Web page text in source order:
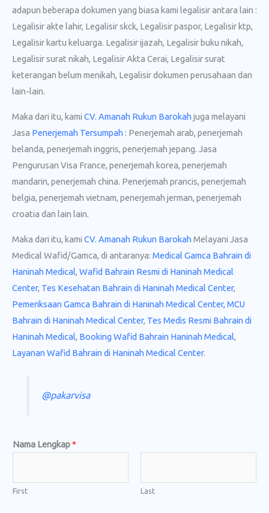
adapun beberapa dokumen yang biasa kami legalisir antara lain :
Legalisir akte lahir, Legalisir skck, Legalisir paspor, Legalisir ktp,
Legalisir kartu keluarga. Legalisir ijazah, Legalisir buku nikah,
Legalisir surat nikah, Legalisir Akta Cerai, Legalisir surat
keterangan belum menikah, Legalisir dokumen perusahaan dan
lain-lain.
Maka dari itu, kami CV. Amanah Rukun Barokah juga melayani
Jasa Penerjemah Tersumpah : Penerjemah arab, penerjemah
belanda, penerjemah inggris, penerjemah jepang. Jasa
Pengurusan Visa France, penerjemah korea, penerjemah
mandarin, penerjemah china. Penerjemah prancis, penerjemah
belgia, penerjemah vietnam, penerjemah jerman, penerjemah
croatia dan lain lain.
Maka dari itu, kami CV. Amanah Rukun Barokah Melayani Jasa
Medical Wafid/Gamca, di antaranya: Medical Gamca Bahrain di
Haninah Medical, Wafid Bahrain Resmi di Haninah Medical
Center, Tes Kesehatan Bahrain di Haninah Medical Center,
Pemeriksaan Gamca Bahrain di Haninah Medical Center, MCU
Bahrain di Haninah Medical Center, Tes Medis Resmi Bahrain di
Haninah Medical, Booking Wafid Bahrain Haninah Medical,
Layanan Wafid Bahrain di Haninah Medical Center.
@pakarvisa
Nama Lengkap*
First Last